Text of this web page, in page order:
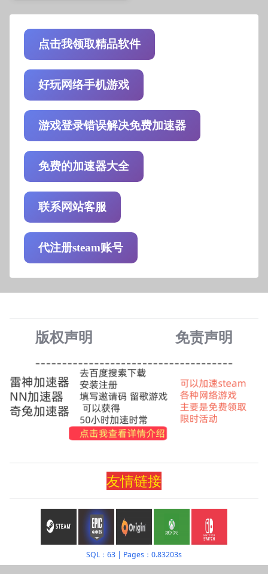
点击我领取精品软件
好玩网络手机游戏
游戏登录错误解决免费加速器
免费的加速器大全
联系网站客服
代注册steam账号
版权声明 免责声明
友情链接
SQL：63 | Pages：0.83203s